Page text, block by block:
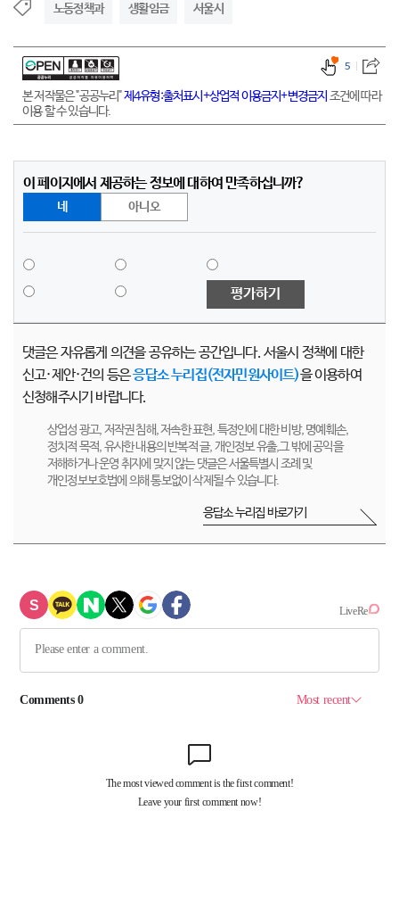
노동정책과 생활임금 서울시
본 저작물은 "공공누리"제4유형:출처표시+상업적 이용금지+변경금지 조건에 따라
이용 할 수 있습니다.
5
이 페이지에서 제공하는 정보에 대하여 만족하십니까?
네 아니오
평가하기
댓글은 자유롭게 의견을 공유하는 공간입니다. 서울시 정책에 대한
신고·제안·건의 등은응답소 누리집(전자민원사이트)을 이용하여
신청해주시기 바랍니다.
상업성 광고, 저작권 침해, 저속한 표현, 특정인에 대한 비방, 명예훼손,
정치적 목적, 유사한 내용의 반복적 글, 개인정보 유출,그 밖에 공익을
저해하거나 운영 취지에 맞지 않는 댓글은 서울특별시 조례 및
개인정보보호법에 의해 통보없이 삭제될 수 있습니다.
응답소 누리집 바로가기